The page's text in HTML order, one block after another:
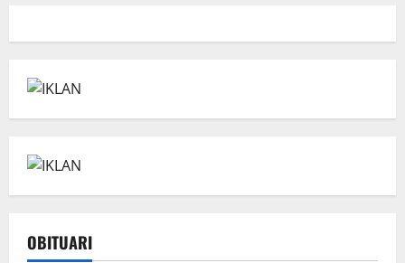
OBITUARI